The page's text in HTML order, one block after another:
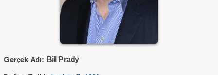
Gerçek Adı: Bill Prady